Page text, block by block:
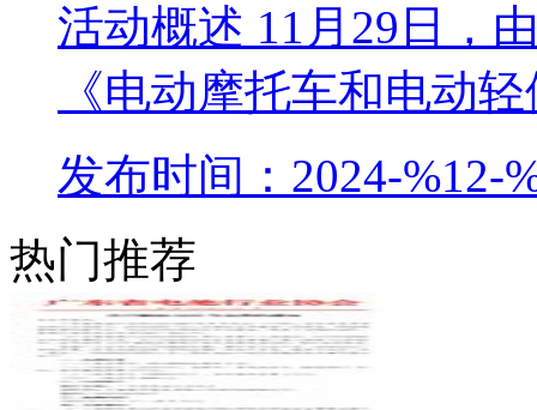
活动概述 11月29日，
《电动摩托车和电动
发布时间：2024-%12-
热门推荐